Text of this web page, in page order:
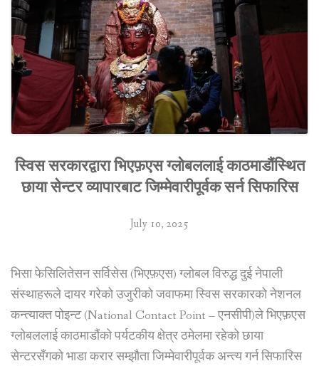
to
the
UN
4th
Universal
Review
of Nepal”
स्विस सरकारद्वारा भिएफ़एस ग्लोबललाई काठमाडौंस्थित
छाया सेन्टर व्यापारबाट जिम्मेवारीपूर्वक सर्न सिफारिस
July 10, 2025
भिसा फेसिलितेसन सर्विसेस (भिएफ़एस) ग्लोबल विरुद्ध दुई नेपाली
संस्थाहरूले दायर गरेको उजुरीको जवाफमा स्विस सरकारको नेशनल
कन्त्याक्त पोइन्ट (National Contact Point – एनसीपी)ले भिएफ़एस
ग्लोबललाई काठमाडौंको पर्यटकीय क्षेत्र ठमेलमा रहेको छाया
सेन्टरसँगको भाडा करार सम्झौता जिम्मेवारीपूर्वक अन्त्य गर्न सिफारिस